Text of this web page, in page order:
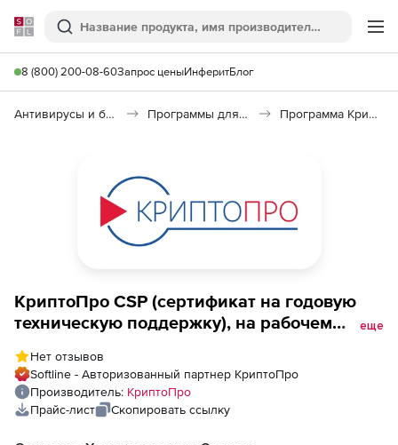
Softline
Поиск
8 (800) 200-08-60Запрос ценыИнферитБлог
Антивирусы и безопасность Программы для защиты информации Программа КриптоПро CSP
КриптоПро CSP (сертификат на годовую
техническую поддержку), на рабочем
еще
Нет отзывов
Softline - Авторизованный партнер КриптоПро
Производитель: КриптоПро
Прайс-лист
Скопировать ссылку